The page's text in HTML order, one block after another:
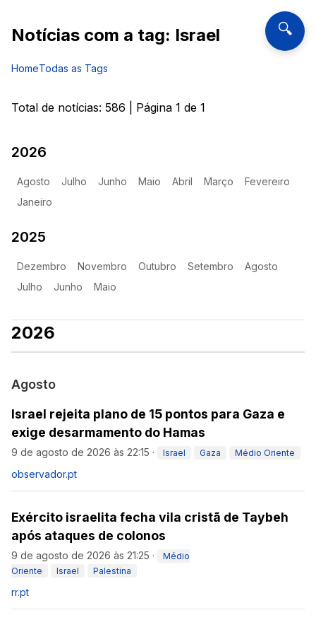
🔍
Notícias com a tag: Israel
HomeTodas as Tags
Total de notícias: 586 | Página 1 de 1
2026
Agosto Julho Junho Maio Abril Março
Fevereiro
Janeiro
2025
Dezembro Novembro Outubro Setembro
Agosto
Julho
Junho Maio
2026
Agosto
Israel rejeita plano de 15 pontos para Gaza e
exige desarmamento do Hamas
9 de agosto de 2026 às 22:15 · Israel Gaza Médio Oriente
observador.pt
Exército israelita fecha vila cristã de Taybeh
após ataques de colonos
9 de agosto de 2026 às 21:25 ·
Médio
Oriente
Israel Palestina
rr.pt